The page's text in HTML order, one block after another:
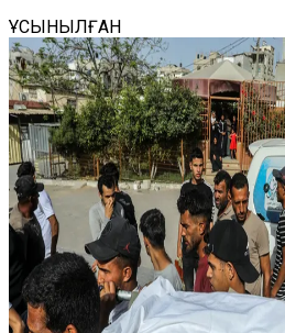
ҰСЫНЫЛҒАН